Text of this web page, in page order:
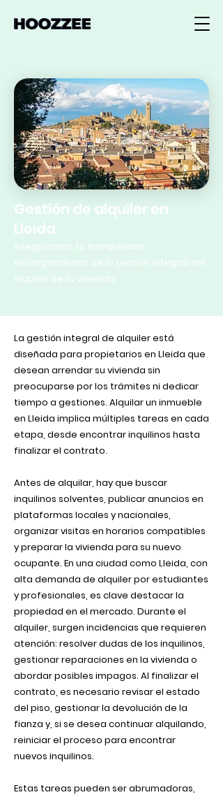
Gestión de alquiler en
Lleida
Aseguramos tu tranquilidad
encargándonos de la gestión integral del
alquiler de tu vivienda
La gestión integral de alquiler está
diseñada para propietarios en Lleida que
desean arrendar su vivienda sin
preocuparse por los trámites ni dedicar
tiempo a gestiones. Alquilar un inmueble
en Lleida implica múltiples tareas en cada
etapa, desde encontrar inquilinos hasta
finalizar el contrato.
Antes de alquilar, hay que buscar
inquilinos solventes, publicar anuncios en
plataformas locales y nacionales,
organizar visitas en horarios compatibles
y preparar la vivienda para su nuevo
ocupante. En una ciudad como Lleida, con
alta demanda de alquiler por estudiantes
y profesionales, es clave destacar la
propiedad en el mercado. Durante el
alquiler, surgen incidencias que requieren
atención: resolver dudas de los inquilinos,
gestionar reparaciones en la vivienda o
abordar posibles impagos. Al finalizar el
contrato, es necesario revisar el estado
del piso, gestionar la devolución de la
fianza y, si se desea continuar alquilando,
reiniciar el proceso para encontrar
nuevos inquilinos.
Estas tareas pueden ser abrumadoras,